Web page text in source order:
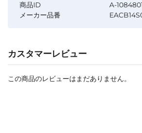
商品ID
A-
メーカー品番
カスタマーレビュー
この商品のレビューはまだありません。